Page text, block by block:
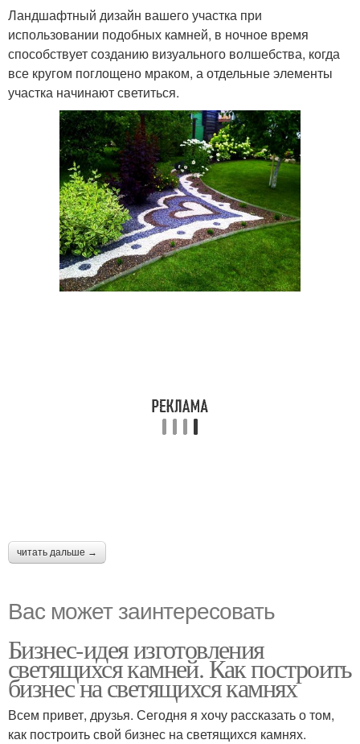
Ландшафтный дизайн вашего участка при
использовании подобных камней, в ночное время
способствует созданию визуального волшебства, когда
все кругом поглощено мраком, а отдельные элементы
участка начинают светиться.
читать дальше →
Вас может заинтересовать
Бизнес-идея изготовления
светящихся камней. Как построить
бизнес на светящихся камнях
Всем привет, друзья. Сегодня я хочу рассказать о том,
как построить свой бизнес на светящихся камнях.